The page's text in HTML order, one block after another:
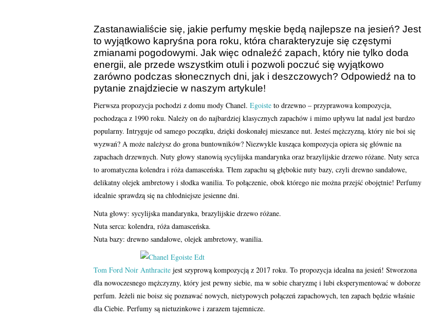
Zastanawialiście się, jakie perfumy męskie będą najlepsze na jesień? Jest
to wyjątkowo kapryśna pora roku, która charakteryzuje się częstymi
zmianami pogodowymi. Jak więc odnaleźć zapach, który nie tylko doda
energii, ale przede wszystkim otuli i pozwoli poczuć się wyjątkowo
zarówno podczas słonecznych dni, jak i deszczowych? Odpowiedź na to
pytanie znajdziecie w naszym artykule!
Pierwsza propozycja pochodzi z domu mody Chanel. Egoiste to drzewno – przyprawowa kompozycja,
pochodząca z 1990 roku. Należy on do najbardziej klasycznych zapachów i mimo upływu lat nadal jest bardzo
popularny. Intryguje od samego początku, dzięki doskonałej mieszance nut. Jesteś mężczyzną, który nie boi się
wyzwań? A może należysz do grona buntowników? Niezwykle kusząca kompozycja opiera się głównie na
zapachach drzewnych. Nuty głowy stanowią sycylijska mandarynka oraz brazylijskie drzewo różane. Nuty serca
to aromatyczna kolendra i róża damasceńska. Tłem zapachu są głębokie nuty bazy, czyli drewno sandałowe,
delikatny olejek ambretowy i słodka wanilia. To połączenie, obok którego nie można przejść obojętnie! Perfumy
idealnie sprawdzą się na chłodniejsze jesienne dni.
Nuta głowy: sycylijska mandarynka, brazylijskie drzewo różane.
Nuta serca: kolendra, róża damasceńska.
Nuta bazy: drewno sandałowe, olejek ambretowy, wanilia.
Tom Ford Noir Anthracite jest szyprową kompozycją z 2017 roku. To propozycja idealna na jesień! Stworzona
dla nowoczesnego mężczyzny, który jest pewny siebie, ma w sobie charyzmę i lubi eksperymentować w doborze
perfum. Jeżeli nie boisz się poznawać nowych, nietypowych połączeń zapachowych, ten zapach będzie właśnie
dla Ciebie. Perfumy są nietuzinkowe i zarazem tajemnicze.